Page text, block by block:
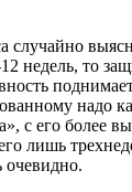
случайно
недель, то
надо
с его более
лишь
очевидно.